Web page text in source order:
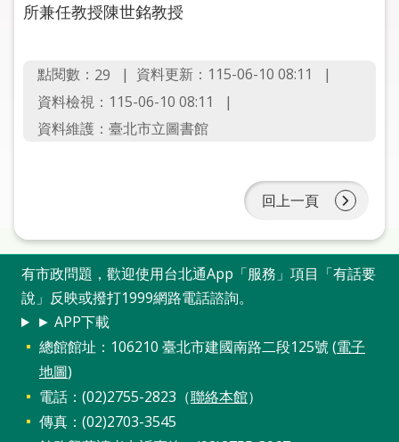
於
線
上
申
問
答
加
入
市
圖
網
所兼任教授陳世銘教授
點閱數： 29
資料更新：115-06-10 08:11
資料檢視：115-06-10 08:11
資料維護：臺北市立圖書館
回上一頁
有市政問題，歡迎使用台北通App「服務」項目「有話要
說」反映或撥打1999網路電話諮詢。
► APP下載
總館館址：106210 臺北市建國南路二段125號 (電子
地圖)
電話：(02)2755-2823（聯絡本館）
傳真：(02)2703-3545